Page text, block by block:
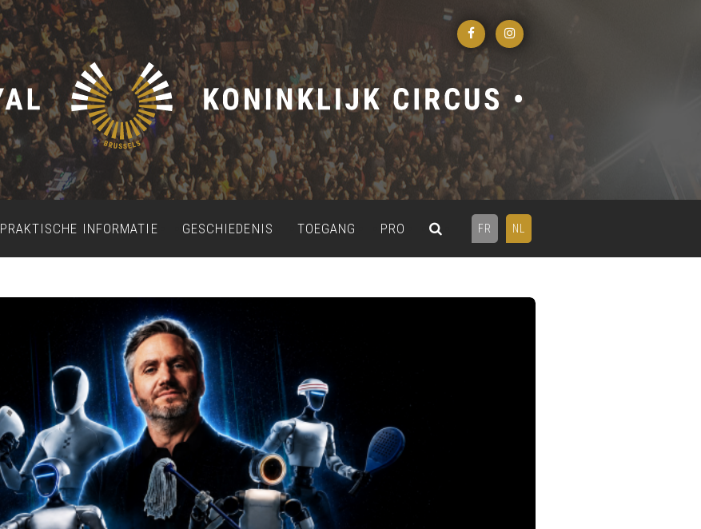
FR NL
PRAKTISCHE INFORMATIE GESCHIEDENIS TOEGANG PRO